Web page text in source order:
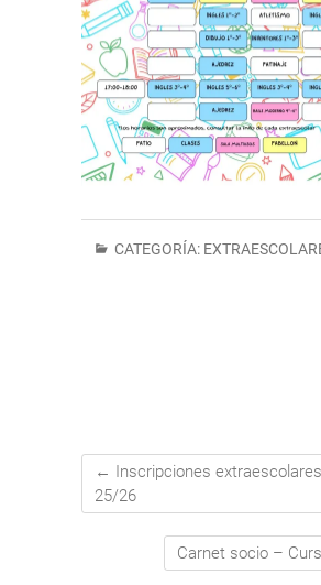
CATEGORÍA:
←
Inscripciones
25/26
Carnet socio –